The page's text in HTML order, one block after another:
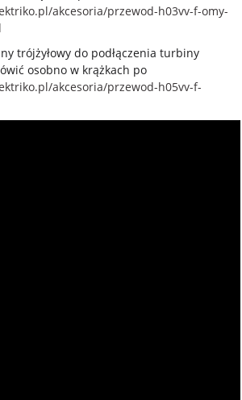
akcesoria/przewod-h03vv-f-omy-
trójżyłowy do podłączenia turbiny
osobno w krążkach po
akcesoria/przewod-h05vv-f-